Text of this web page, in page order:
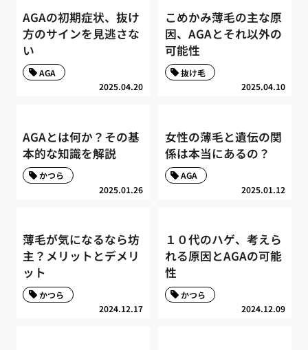
AGAの初期症状、抜け
方のサインを見逃さな
い
2025.04.20
AGA
こめかみ薄毛の主な原
因、AGAとそれ以外の
可能性
2025.04.10
抜け毛
AGAとは何か？その基
本的な知識を解説
2025.01.26
かつら
女性の薄毛と遺伝の関
係は本当にあるの？
2025.01.12
AGA
薄毛が気になるなら坊
主？メリットとデメリ
ット
2024.12.17
かつら
１０代のハゲ、考えら
れる原因とAGAの可能
性
2024.12.09
かつら